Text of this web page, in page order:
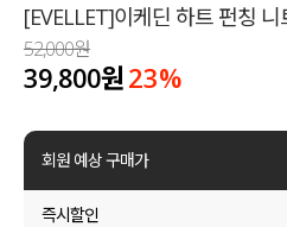
티셔츠
팬츠
셔츠
원피스
[EVELLET]이케딘 하트 펀칭 니
52,000원
39,800원 23%
회원 예상 구매가
즉시할인